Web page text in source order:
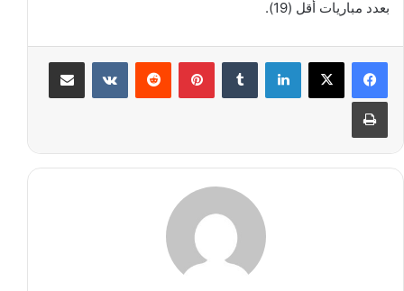
بعدد مباريات أقل (19).
لينكدإن بينتيريست